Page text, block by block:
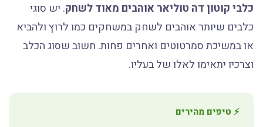
כלבי קוטון דה טוליאר אוהבים מאוד לשחק. יש סוגי
כלבים שיותר אוהבים לשחק במשחקים כמו לרוץ ולהביא
או במשיכת סמרטוטים ואחרים פחות. חשוב שסוג הכלב
וצרכיו יתאימו לאלו של בעליו.
⚡ טיפים מהירים